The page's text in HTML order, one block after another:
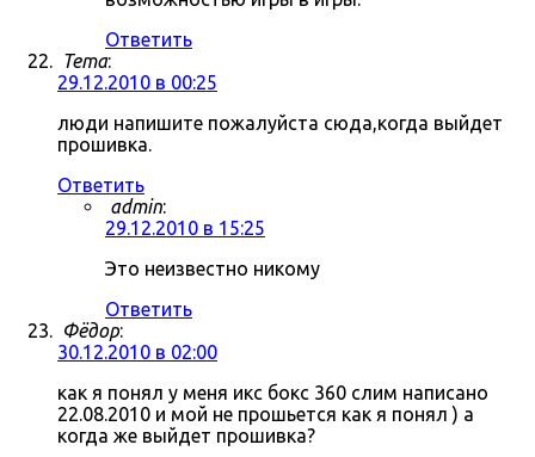
Ответить
Tema:
29.12.2010 в 00:25
люди напишите пожалуйста сюда,когда выйдет
прошивка.
Ответить
admin:
29.12.2010 в 15:25
Это неизвестно никому
Ответить
Фёдор:
30.12.2010 в 02:00
как я понял у меня икс бокс 360 слим написано
22.08.2010 и мой не прошьется как я понял ) а
когда же выйдет прошивка?